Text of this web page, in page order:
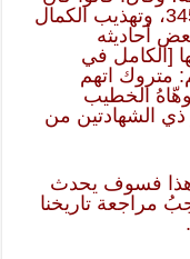
يضع الحديث [كتاب المجروحين 1: 345، وتهذيب الكمال
أحاديثه
[الكامل في
الحاكم: متروك اتهم
التهذيب 4: 259]، ووهّاهُ الخطيب
ذي الشهادتين من
هذا فسوف يحدث
مراجعة تاريخنا